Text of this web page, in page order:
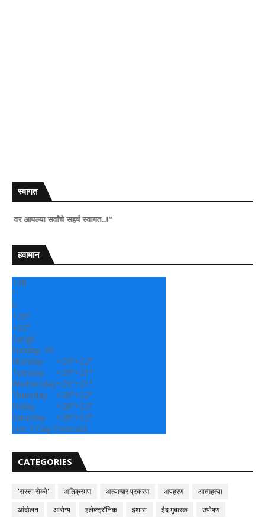
स्वागत
सर्वांचे सहर्ष स्वागत..!"
हवामान
+28
°
C
+29°
+22°
Sangli
Sunday, 09
Monday
+29°+22°
Tuesday
+29°+21°
Wednesday+29°+21°
Thursday
+28°+22°
Friday
+28°+22°
Saturday
+28°+22°
See 7-Day Forecast
CATEGORIES
'रास्ता रोको' अतिक्रमण अत्याचार प्रकरण अपहरण
आत्महत्या
आंदोलन
आरोग्य इलेक्ट्रॉनिक इशारा ईद मुबारक
उपोषण